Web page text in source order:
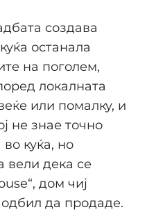
создава
останала
на поголем,
локалната
или помалку, и
не знае точно
куќа, но
вели дека се
дом чиј
да продаде.